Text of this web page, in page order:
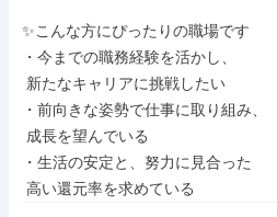
✨こんな方にぴったりの職場です
・今までの職務経験を活かし、
・前向きな姿勢で仕事に取り組み、
・生活の安定と、努力に見合った
高い還元率を求めている